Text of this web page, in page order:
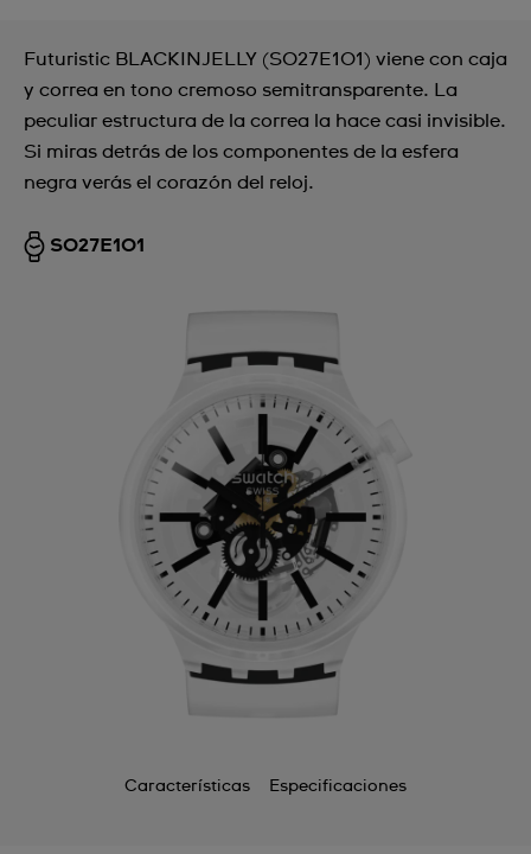
Futuristic BLACKINJELLY (SO27E101) viene con caja
y correa en tono cremoso semitransparente. La
peculiar estructura de la correa la hace casi invisible.
Si miras detrás de los componentes de la esfera
negra verás el corazón del reloj.
SO27E101
Características Especificaciones